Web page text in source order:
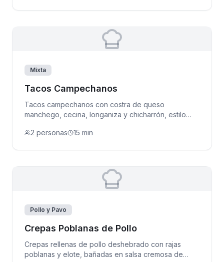
Mixta
Tacos Campechanos
Tacos campechanos con costra de queso
manchego, cecina, longaniza y chicharrón, estilo
2 personas
15 min
Pollo y Pavo
Crepas Poblanas de Pollo
Crepas rellenas de pollo deshebrado con rajas
poblanas y elote, bañadas en salsa cremosa de